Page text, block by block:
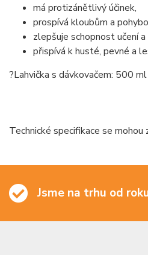
má protizánětlivý účinek,
prospívá kloubům a
zlepšuje schopnost učení
přispívá k husté, pevné a
?Lahvička s dávkovačem: 500 ml
Technické specifikace se
Jsme na trhu od